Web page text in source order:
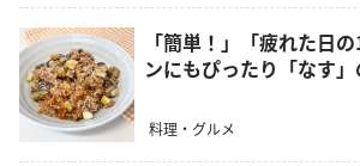
「簡単！」「疲れた日
ンにもぴったり「なす
料理・グルメ